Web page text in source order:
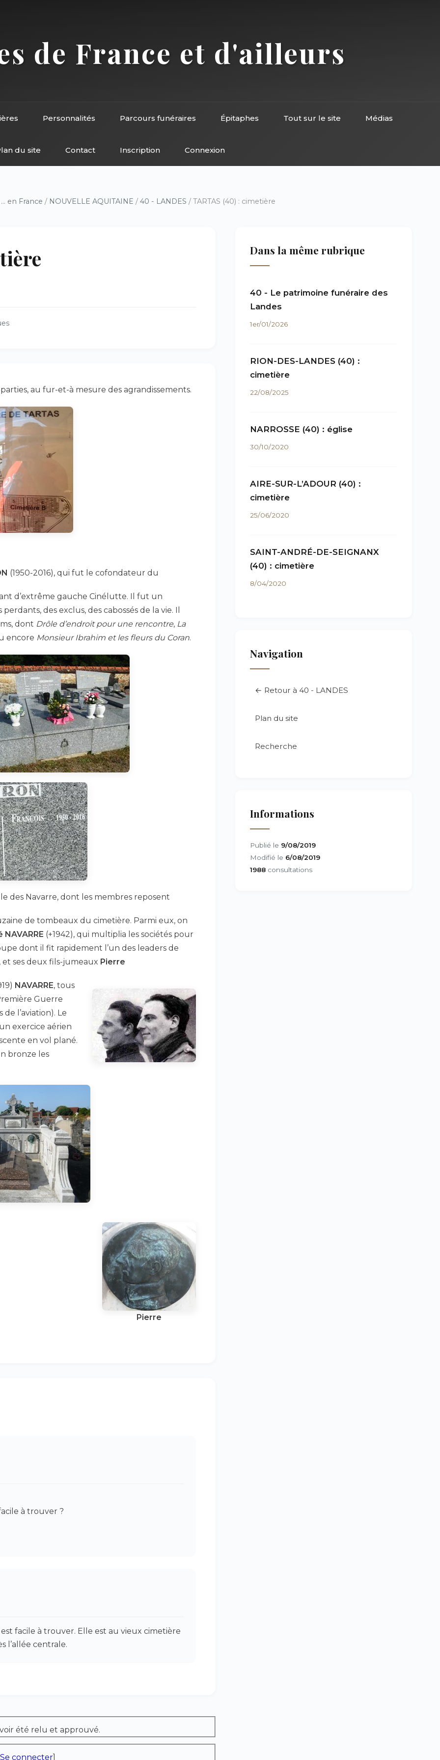
de France et d'ailleurs
Personnalités Parcours funéraires Épitaphes Tout sur le site Médias
du site Contact Inscription Connexion
... en France / NOUVELLE AQUITAINE / 40 - LANDES / TARTAS (40) : cimetière
au fur-et-à mesure des agrandissements.
(1950-2016), qui fut le cofondateur du
d’extrême gauche Cinélutte. Il fut un
des exclus, des cabossés de la vie. Il
dont Drôle d’endroit pour une rencontre, La
encore Monsieur Ibrahim et les fleurs du Coran.
des Navarre, dont les membres reposent
de tombeaux du cimetière. Parmi eux, on
NAVARRE (+1942), qui multiplia les sociétés pour
dont il fit rapidement l’un des leaders de
ses deux fils-jumeaux Pierre
NAVARRE, tous
Guerre
l’aviation). Le
exercice aérien
en vol plané.
bronze les
Pierre
à trouver ?
facile à trouver. Elle est au vieux cimetière
l’allée centrale.
été relu et approuvé.
Se connecter]
Dans la même rubrique
40 - Le patrimoine funéraire des
Landes
1er/01/2026
RION-DES-LANDES (40) :
cimetière
22/08/2025
NARROSSE (40) : église
30/10/2020
AIRE-SUR-L’ADOUR (40) :
cimetière
25/06/2020
SAINT-ANDRÉ-DE-SEIGNANX
(40) : cimetière
8/04/2020
Navigation
← Retour à 40 - LANDES
Plan du site
Recherche
Informations
Publié le 9/08/2019
Modifié le 6/08/2019
1988 consultations